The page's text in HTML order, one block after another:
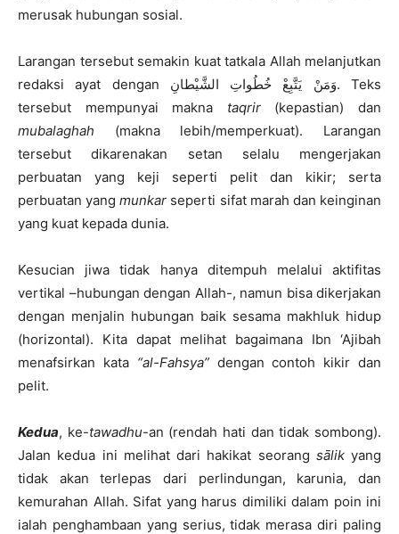
merusak hubungan sosial.
Larangan tersebut semakin kuat tatkala Allah melanjutkan
redaksi ayat dengan وَمَنْ يَتَّبِعْ خُطُواتِ الشَّيْطانِ. Teks
tersebut mempunyai makna taqrir(kepastian) dan
mubalaghah (makna lebih/memperkuat). Larangan
tersebut dikarenakan setan selalu mengerjakan
perbuatan yang keji seperti pelit dan kikir; serta
perbuatan yangmunkar seperti sifat marah dan keinginan
yang kuat kepada dunia.
Kesucian jiwa tidak hanya ditempuh melalui aktifitas
vertikal –hubungan dengan Allah-, namun bisa dikerjakan
dengan menjalin hubungan baik sesama makhluk hidup
(horizontal). Kita dapat melihat bagaimana Ibn ‘Ajibah
menafsirkan kata “al-Fahsya”dengan contoh kikir dan
pelit.
Kedua, ke-tawadhu-an (rendah hati dan tidak sombong).
Jalan kedua ini melihat dari hakikat seorang sālik yang
tidak akan terlepas dari perlindungan, karunia, dan
kemurahan Allah. Sifat yang harus dimiliki dalam poin ini
ialah penghambaan yang serius, tidak merasa diri paling